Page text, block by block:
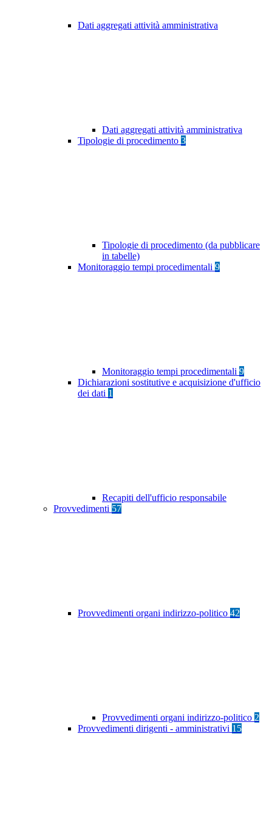
Dati aggregati attività amministrativa
Dati aggregati attività amministrativa
Tipologie di procedimento 3
Tipologie di procedimento (da pubblicare
in tabelle)
Monitoraggio tempi procedimentali 9
Monitoraggio tempi procedimentali 9
Dichiarazioni sostitutive e acquisizione d'ufficio
dei dati 1
Recapiti dell'ufficio responsabile
Provvedimenti 57
Provvedimenti organi indirizzo-politico 42
Provvedimenti organi indirizzo-politico 2
Provvedimenti dirigenti - amministrativi 15